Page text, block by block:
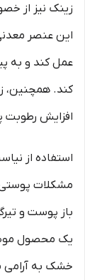
زینک نیز از
این عنصر
عمل کند و به
کند. همچنین،
افزایش
مشکلات
باز پوست و
یک محصول
خشک به آرامی